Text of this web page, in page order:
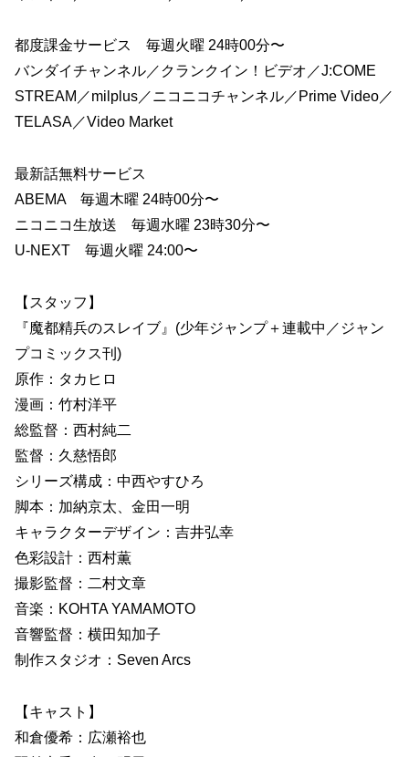
都度課金サービス 毎週火曜 24時00分〜
バンダイチャンネル／クランクイン！ビデオ／J:COME
STREAM／milplus／ニコニコチャンネル／Prime Video／
TELASA／Video Market
最新話無料サービス
ABEMA 毎週木曜 24時00分〜
ニコニコ生放送 毎週水曜 23時30分〜
U-NEXT 毎週火曜 24:00〜
【スタッフ】
『魔都精兵のスレイブ』(少年ジャンプ＋連載中／ジャン
プコミックス刊)
原作：タカヒロ
漫画：竹村洋平
総監督：西村純二
監督：久慈悟郎
シリーズ構成：中西やすひろ
脚本：加納京太、金田一明
キャラクターデザイン：吉井弘幸
色彩設計：西村薫
撮影監督：二村文章
音楽：KOHTA YAMAMOTO
音響監督：横田知加子
制作スタジオ：Seven Arcs
【キャスト】
和倉優希：広瀬裕也